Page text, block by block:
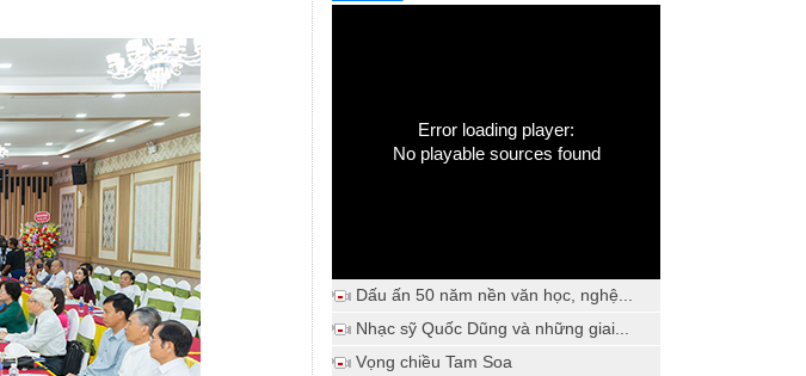
Error loading player:
No playable sources found
Dấu ấn 50 năm nền văn học, nghệ...
Nhạc sỹ Quốc Dũng và những giai...
Vọng chiều Tam Soa